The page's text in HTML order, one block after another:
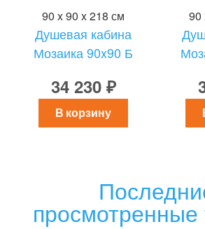
90 x 90 x 218 см
Душевая кабина
Мозаика 90x90 Б
34 230 ₽
В корзину
90